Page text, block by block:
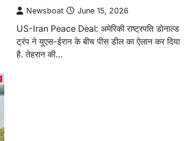
Newsboat June 15, 2026
US-Iran Peace Deal: अमेरिकी राष्ट्रपति डोनाल्ड
ट्रंप ने यूएस-ईरान के बीच पीस डील का ऐलान कर दिया
है. तेहरान की…